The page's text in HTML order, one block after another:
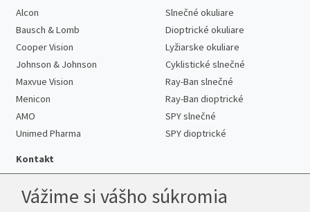
Alcon
Bausch & Lomb
Cooper Vision
Johnson & Johnson
Maxvue Vision
Menicon
AMO
Unimed Pharma
Slnečné okuliare
Dioptrické okuliare
Lyžiarske okuliare
Cyklistické slnečné
Ray-Ban slnečné
Ray-Ban dioptrické
SPY slnečné
SPY dioptrické
Kontakt
Vážime si vášho súkromia